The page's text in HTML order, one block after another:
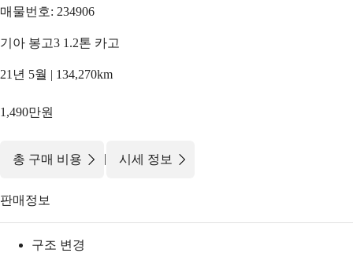
매물번호: 234906
기아 봉고3 1.2톤 카고
21년 5월 | 134,270km
1,490만원
총 구매 비용 | 시세 정보
판매정보
구조 변경